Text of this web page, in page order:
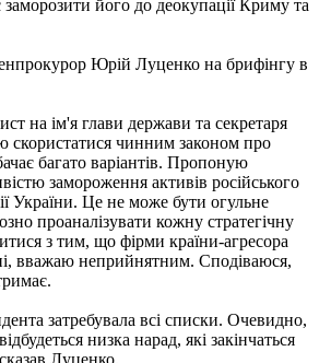
заморозити його до деокупації Криму та
Юрій Луценко на брифінгу в
на ім'я глави держави та секретаря
скористатися чинним законом про
багато варіантів. Пропоную
замороження активів російського
України. Це не може бути огульне
проаналізувати кожну стратегічну
з тим, що фірми країни-агресора
вважаю неприйнятним. Сподіваюся,
затребувала всі списки. Очевидно,
низка нарад, які закінчаться